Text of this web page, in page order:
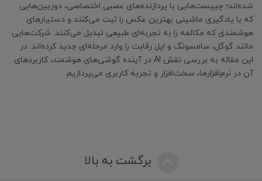
شده‌اند؛ چیپست‌هایی با پردازنده‌های عصبی اختصاصی، دوربین‌هایی
که با یادگیری ماشینی بهترین عکس را ثبت می‌کنند و دستیارهای
هوشمندی که مکالمه‌ را به تجربه‌ای طبیعی تبدیل می‌کنند. شرکت‌هایی
مانند گوگل، سامسونگ و اپل رقابت را وارد مرحله‌ای جدید کرده‌اند. در
این مقاله به بررسی نقش AI در آینده گوشی‌های هوشمند، کاربردهای
آن در نرم‌افزارها، سخت‌افزار و تجربه کاربری می‌پردازیم.
برگشت به بالا